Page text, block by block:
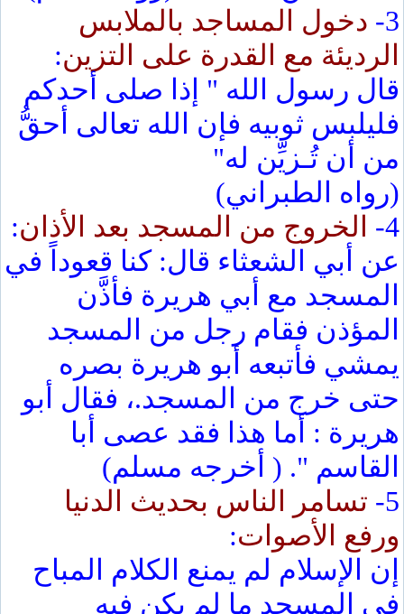
3- دخول المساجد بالملابس
الرديئة مع القدرة على التزين:
قال رسول الله " إذا صلى أحدكم
فليلبس ثوبيه فإن الله تعالى أحقُّ
من أن تُـزيِّن له"
(رواه الطبراني)
4-
الخروج من المسجد بعد الأذان:
عن أبي الشعثاء قال: كنا قعوداً في
المسجد مع أبي هريرة فأذَّن
المؤذن فقام رجل من المسجد
يمشي فأتبعه أبو هريرة بصره
حتى خرج من المسجد.، فقال أبو
هريرة : أما هذا فقد عصى أبا
القاسم ". ( أخرجه مسلم)
5- تسامر الناس بحديث الدنيا
ورفع الأصوات:
إن الإسلام لم يمنع الكلام المباح
في المسجد ما لم يكن فيه